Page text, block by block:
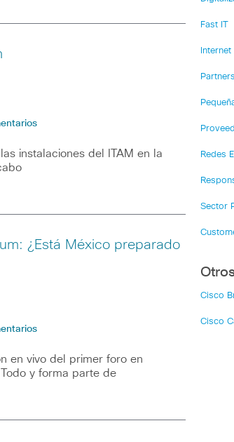
instalaciones del ITAM en la
¿Está México preparado
en vivo del primer foro en
y forma parte de
Fast IT
Partners
Redes
Sector
Cisco
Cisco